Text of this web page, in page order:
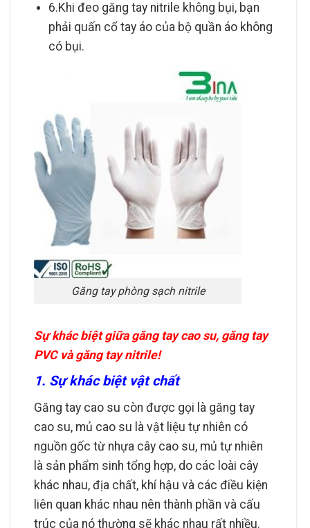
6.Khi đeo găng tay nitrile không bụi, bạn
phải quấn cổ tay áo của bộ quần áo không
có bụi.
Găng tay phòng sạch nitrile
Sự khác biệt giữa găng tay cao su, găng tay
PVC và găng tay nitrile!
1. Sự khác biệt vật chất
Găng tay cao su còn được gọi là găng tay
cao su, mủ cao su là vật liệu tự nhiên có
nguồn gốc từ nhựa cây cao su, mủ tự nhiên
là sản phẩm sinh tổng hợp, do các loài cây
khác nhau, địa chất, khí hậu và các điều kiện
liên quan khác nhau nên thành phần và cấu
trúc của nó thường sẽ khác nhau rất nhiều.